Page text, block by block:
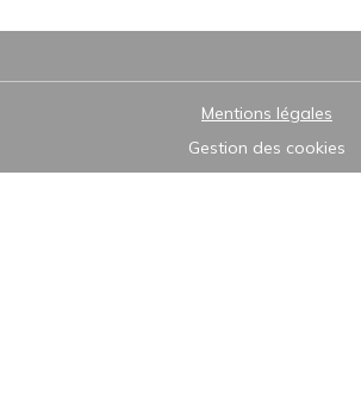
Mentions légales
Gestion des cookies